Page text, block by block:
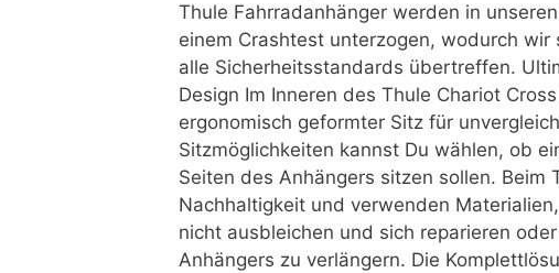
Thule Fahrradanhänger werden in
einem Crashtest unterzogen, wodurch
alle Sicherheitsstandards übertreffen.
Design Im Inneren des Thule Chariot
ergonomisch geformter Sitz für
Sitzmöglichkeiten kannst Du wählen, ob
Seiten des Anhängers sitzen sollen. Beim
Nachhaltigkeit und verwenden
nicht ausbleichen und sich reparieren
Anhängers zu verlängern. Die